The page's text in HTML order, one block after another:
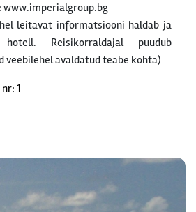
www.imperialgroup.bg
leitavat informatsiooni haldab ja
hotell. Reisikorraldajal puudub
veebilehel avaldatud teabe kohta)
1